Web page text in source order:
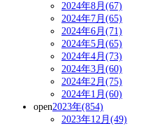
2024年8月(67)
2024年7月(65)
2024年6月(71)
2024年5月(65)
2024年4月(73)
2024年3月(60)
2024年2月(75)
2024年1月(60)
open2023年(854)
2023年12月(49)